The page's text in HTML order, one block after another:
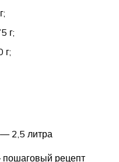
г;
г;
— 2,5 литра
рецепт